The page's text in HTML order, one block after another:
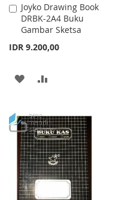
Joyko Drawing Book
DRBK-2A4 Buku
Gambar Sketsa
IDR 9.200,00
Add
to
Cart
ADD
WISH
LIST
COMPARE